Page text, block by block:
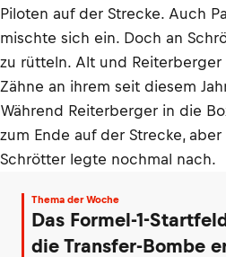
Piloten auf der Strecke. Auch
mischte sich ein. Doch an
zu rütteln. Alt und Reiterberger
Zähne an ihrem seit diesem
Während Reiterberger in die
zum Ende auf der Strecke,
Schrötter legte nochmal nach.
Thema der Woche
Das Formel-1-
die Transfer-Bombe